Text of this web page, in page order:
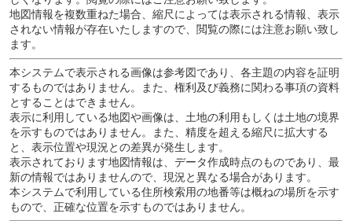
地図情報を複数重ねた場合、縮尺によっては表示される情報、表示
されない情報が存在いたしますので、閲覧の際には注意お願い致し
ます。
本システムで表示される画像は参考図であり、各主題の内容を証明
するものではありません。また、権利及び義務に関わる事項の資料
とすることはできません。
表示に利用している地図や画像は、土地の利用もしくは土地の境界
を示すものではありません。また、精度を超える縮尺に拡大する
と、表示位置や現況との差異が発生します。
表示されております地図情報は、データ作成時点のものであり、最
新の情報ではありませんので、現況と異なる場合があります。
本システムで利用している住所検索用の地番等は概ねの場所を示す
もので、正確な位置を示すものではありません。